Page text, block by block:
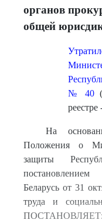
органов
общей
№ 40
На
Положения о
защиты
Беларусь от 31
труда и
ПОСТАНОВЛЯЕТ: